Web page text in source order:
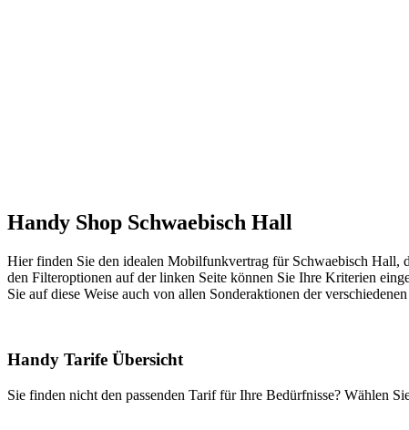
Handy Shop Schwaebisch Hall
Hier finden Sie den idealen Mobilfunkvertrag für Schwaebisch Hall,
den Filteroptionen auf der linken Seite können Sie Ihre Kriterien
Sie auf diese Weise auch von allen Sonderaktionen der
Handy Tarife Übersicht
Sie finden nicht den passenden Tarif für Ihre Bedürfnisse? Wählen